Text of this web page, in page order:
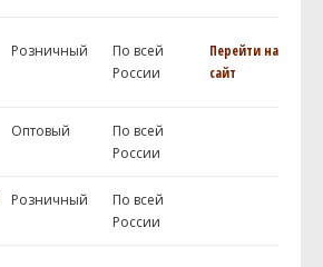
Розничный
По всей
России
Перейти на
сайт
Оптовый
По всей
России
Розничный
По всей
России